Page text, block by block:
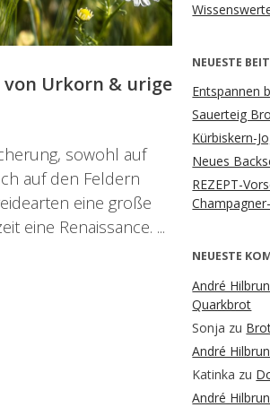
Urkorn & urige
sowohl auf
auf den Feldern
eine große
eine Renaissance. ...
NEUESTE
Entspannen
Sauerteig
Kürbiskern-
Neues
REZEPT-
NEUESTE
André
Quarkbrot
Sonja zu
André
Katinka zu
André